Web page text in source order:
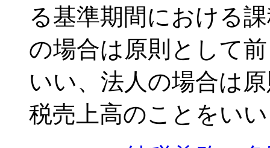
る基準期間における
の場合は原則として
いい、法人の場合は
税売上高のことをい